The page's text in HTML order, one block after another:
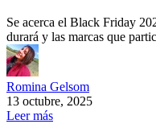
Se acerca el Black Friday
durará y las marcas que
Romina Gelsom
13 octubre, 2025
Leer más